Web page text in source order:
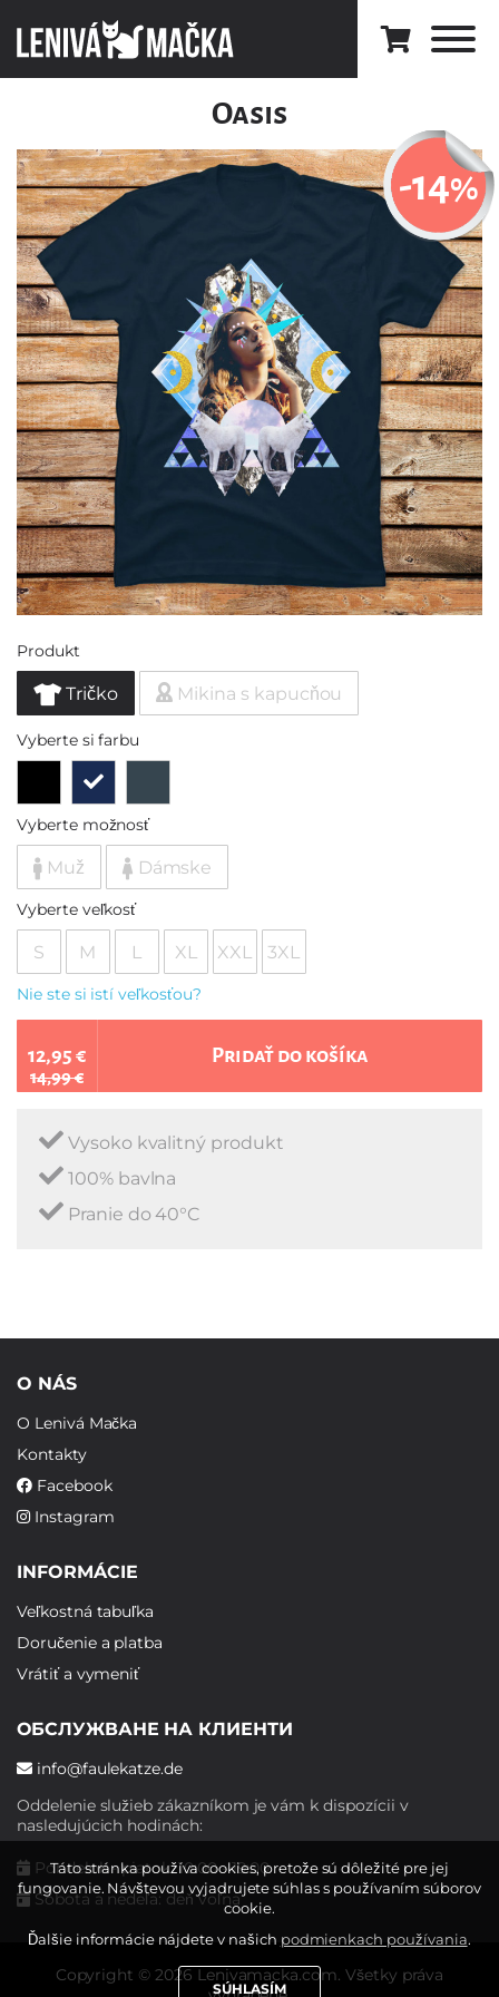
Oasis
-14%
Produkt
Tričko Mikina s kapucňou
Vyberte si farbu
Vyberte možnosť
Muž Dámske
Vyberte veľkosť
S M L XL XXL 3XL
Nie ste si istí veľkosťou?
12,95 €
14,99 €
Pridať do košíka
Vysoko kvalitný produkt
100% bavlna
Pranie do 40°C
O NÁS
O Lenivá Mačka
Kontakty
Facebook
Instagram
INFORMÁCIE
Veľkostná tabuľka
Doručenie a platba
Vrátiť a vymeniť
ОБСЛУЖВАНЕ НА КЛИЕНТИ
info@faulekatze.de
Oddelenie služieb zákazníkom je vám k dispozícii v
nasledujúcich hodinách:
Pondelok - piatok: 10:00 - 19:00
Sobota a nedeľa: deň voľna
Copyright © 2026 Lenivamacka.com. Všetky práva
Táto stránka používa cookies, pretože sú dôležité pre jej
fungovanie. Návštevou vyjadrujete súhlas s používaním súborov
cookie.
Ďalšie informácie nájdete v našich podmienkach používania.
SÚHLASÍM